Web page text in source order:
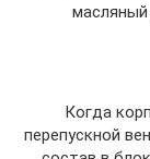
масляный
Когда
перепускной